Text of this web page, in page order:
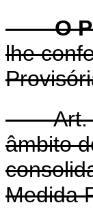
O
lhe
Art.
âmbito
Medida